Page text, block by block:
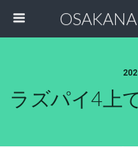
ラズパイ4上